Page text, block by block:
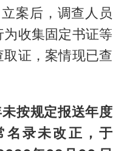
案后，调查人员
收集固定书证等
证，案情现已查
按规定报送年度
名录未改正，于